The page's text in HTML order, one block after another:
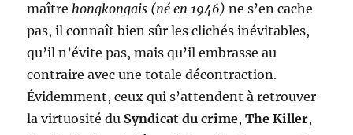
maîtrehongkongais (né en 1946) ne s’en cache
pas, il connaît bien sûr les clichés inévitables,
qu’il n’évite pas, mais qu’il embrasse au
contraire avec une totale décontraction.
Évidemment, ceux qui s’attendent à retrouver
la virtuosité du Syndicat du crime,The Killer,